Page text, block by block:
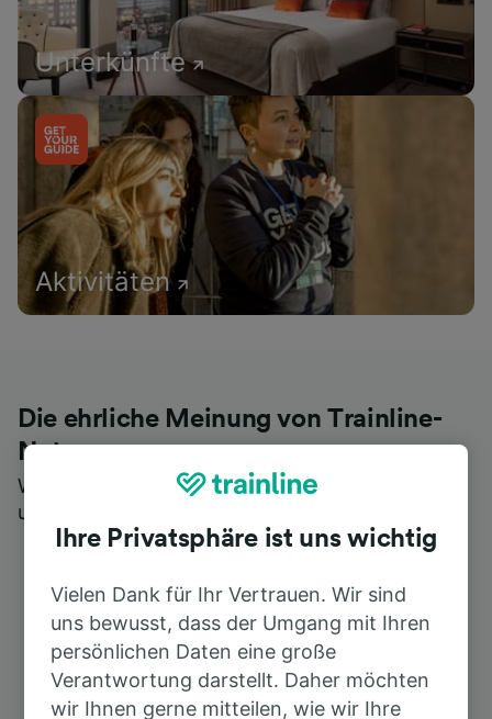
Unterkünfte
Aktivitäten
Die ehrliche Meinung von Trainline-
Nutzern
Wer könnte Ihnen besseres Feedback geben als
unsere Kunden selbst?
Ihre Privatsphäre ist uns wichtig
Vielen Dank für Ihr Vertrauen. Wir sind
uns bewusst, dass der Umgang mit Ihren
persönlichen Daten eine große
Verantwortung darstellt. Daher möchten
wir Ihnen gerne mitteilen, wie wir Ihre